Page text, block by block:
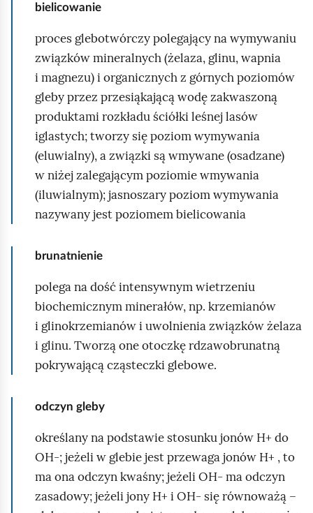
bielicowanie
proces glebotwórczy polegający na wymywaniu
związków mineralnych (żelaza, glinu, wapnia
i magnezu) i organicznych z górnych poziomów
gleby przez przesiąkającą wodę zakwaszoną
produktami rozkładu ściółki leśnej lasów
iglastych; tworzy się poziom wymywania
(eluwialny), a związki są wmywane (osadzane)
w niżej zalegającym poziomie wmywania
(iluwialnym); jasnoszary poziom wymywania
nazywany jest poziomem bielicowania
brunatnienie
polega na dość intensywnym wietrzeniu
biochemicznym minerałów, np. krzemianów
i glinokrzemianów i uwolnienia związków żelaza
i glinu. Tworzą one otoczkę rdzawobrunatną
pokrywającą cząsteczki glebowe.
odczyn gleby
określany na podstawie stosunku jonów H+ do
OH-; jeżeli w glebie jest przewaga jonów H+ , to
ma ona odczyn kwaśny; jeżeli OH- ma odczyn
zasadowy; jeżeli jony H+ i OH- się równoważą –